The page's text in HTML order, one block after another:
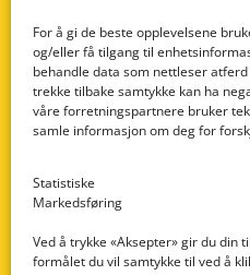
For å gi de beste opplevelsene
og/eller få tilgang til
behandle data som nettleser
trekke tilbake samtykke kan ha
våre forretningspartnere bruker
samle informasjon om deg for
Statistiske
Markedsføring
Ved å trykke «Aksepter» gir du din
formålet du vil samtykke til ved å
Nedre